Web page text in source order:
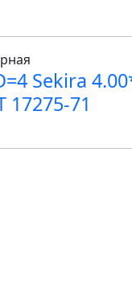
Sekira
17275-71